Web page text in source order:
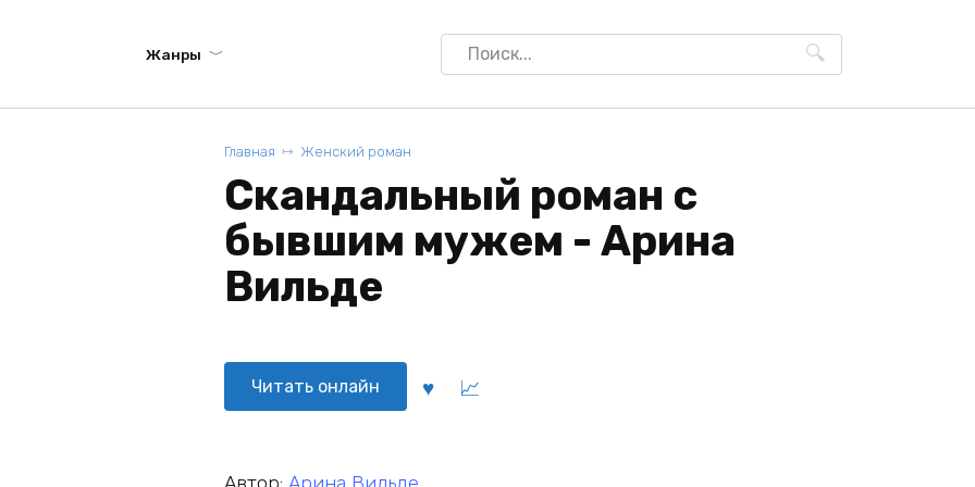
Жанры
Search
for:
Главная Женский роман
Скандальный роман с
бывшим мужем - Арина
Вильде
Читать онлайн
Автор: Арина Вильде